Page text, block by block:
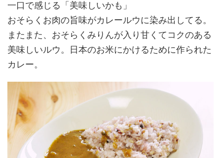
一口で感じる「美味しいかも」
おそらくお肉の旨味がカレールウに染み出してる。
またまた、おそらくみりんが入り甘くてコクのある
美味しいルウ。日本のお米にかけるために作られた
カレー。